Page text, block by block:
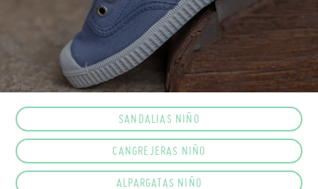
SANDALIAS NIÑO
CANGREJERAS NIÑO
ALPARGATAS NIÑO